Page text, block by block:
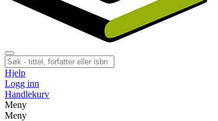
Hjelp
Logg inn
Handlekurv
Meny
Meny